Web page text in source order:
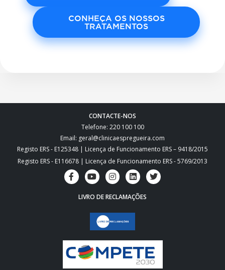
CONHEÇA OS NOSSOS
TRATAMENTOS
CONTACTE-NOS
Telefone: 220 100 100
Email: geral@clinicaespregueira.com
Registo ERS - E125348 | Licença de Funcionamento ERS – 9418/2015
Registo ERS - E116678 | Licença de Funcionamento ERS - 5769/2013
LIVRO DE RECLAMAÇÕES